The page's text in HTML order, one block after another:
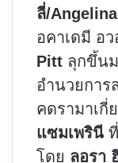
ลี่/
อคาเดมี อ
Pitt ลุกขึ้น
อำนวยการ
คดรามาเกี่
แซมเพรินี
โดย ลอรา